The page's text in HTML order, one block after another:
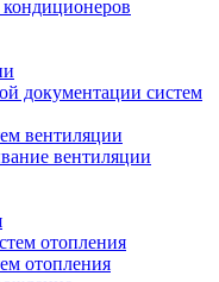
кондиционеров
документации систем
вентиляции
вентиляции
отопления
отопления